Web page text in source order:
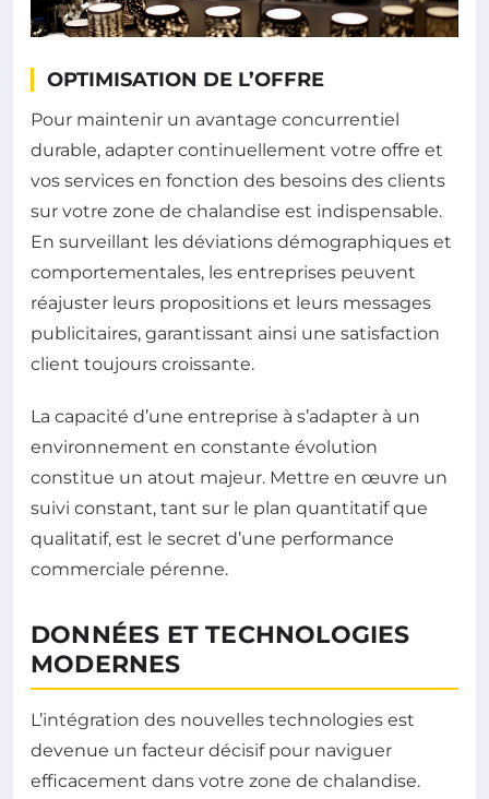
OPTIMISATION DE L’OFFRE
Pour maintenir un avantage concurrentiel
durable, adapter continuellement votre offre et
vos services en fonction des besoins des clients
sur votre zone de chalandise est indispensable.
En surveillant les déviations démographiques et
comportementales, les entreprises peuvent
réajuster leurs propositions et leurs messages
publicitaires, garantissant ainsi une satisfaction
client toujours croissante.
La capacité d’une entreprise à s’adapter à un
environnement en constante évolution
constitue un atout majeur. Mettre en œuvre un
suivi constant, tant sur le plan quantitatif que
qualitatif, est le secret d’une performance
commerciale pérenne.
DONNÉES ET TECHNOLOGIES
MODERNES
L’intégration des nouvelles technologies est
devenue un facteur décisif pour naviguer
efficacement dans votre zone de chalandise.